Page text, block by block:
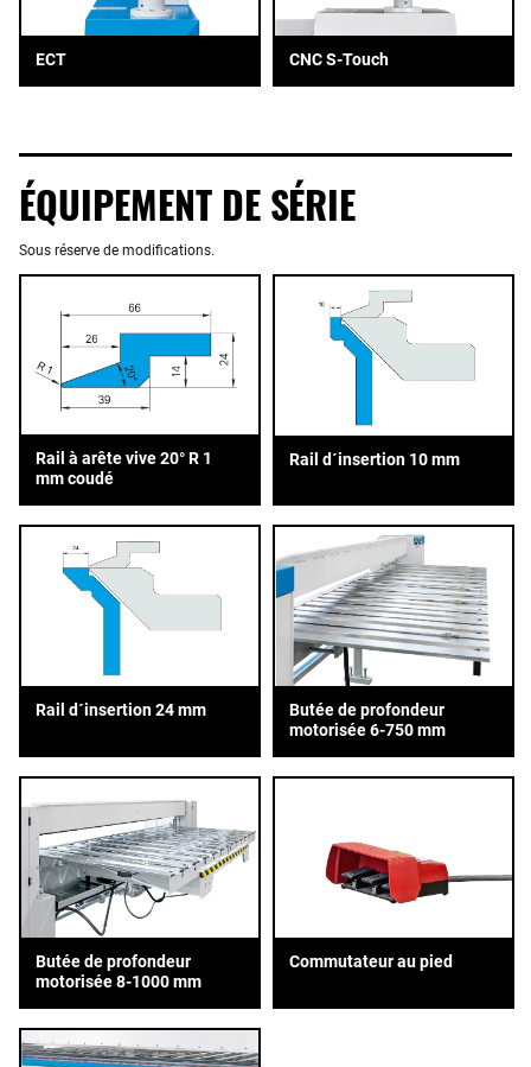
ECT CNC S-Touch
ÉQUIPEMENT DE SÉRIE
Sous réserve de modifications.
Rail à arête vive 20° R 1
mm coudé
Rail d´insertion 10 mm
Rail d´insertion 24 mm
Butée de profondeur
motorisée 6-750 mm
Butée de profondeur
motorisée 8-1000 mm
Commutateur au pied